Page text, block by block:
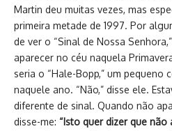
Martin deu muitas vezes, mas
primeira metade de 1997. Por
de ver o “Sinal de Nossa
aparecer no céu naquela
seria o “Hale-Bopp,” um pequeno
naquele ano. “Não,” disse ele.
diferente de sinal. Quando não
disse-me: “Isto quer dizer que